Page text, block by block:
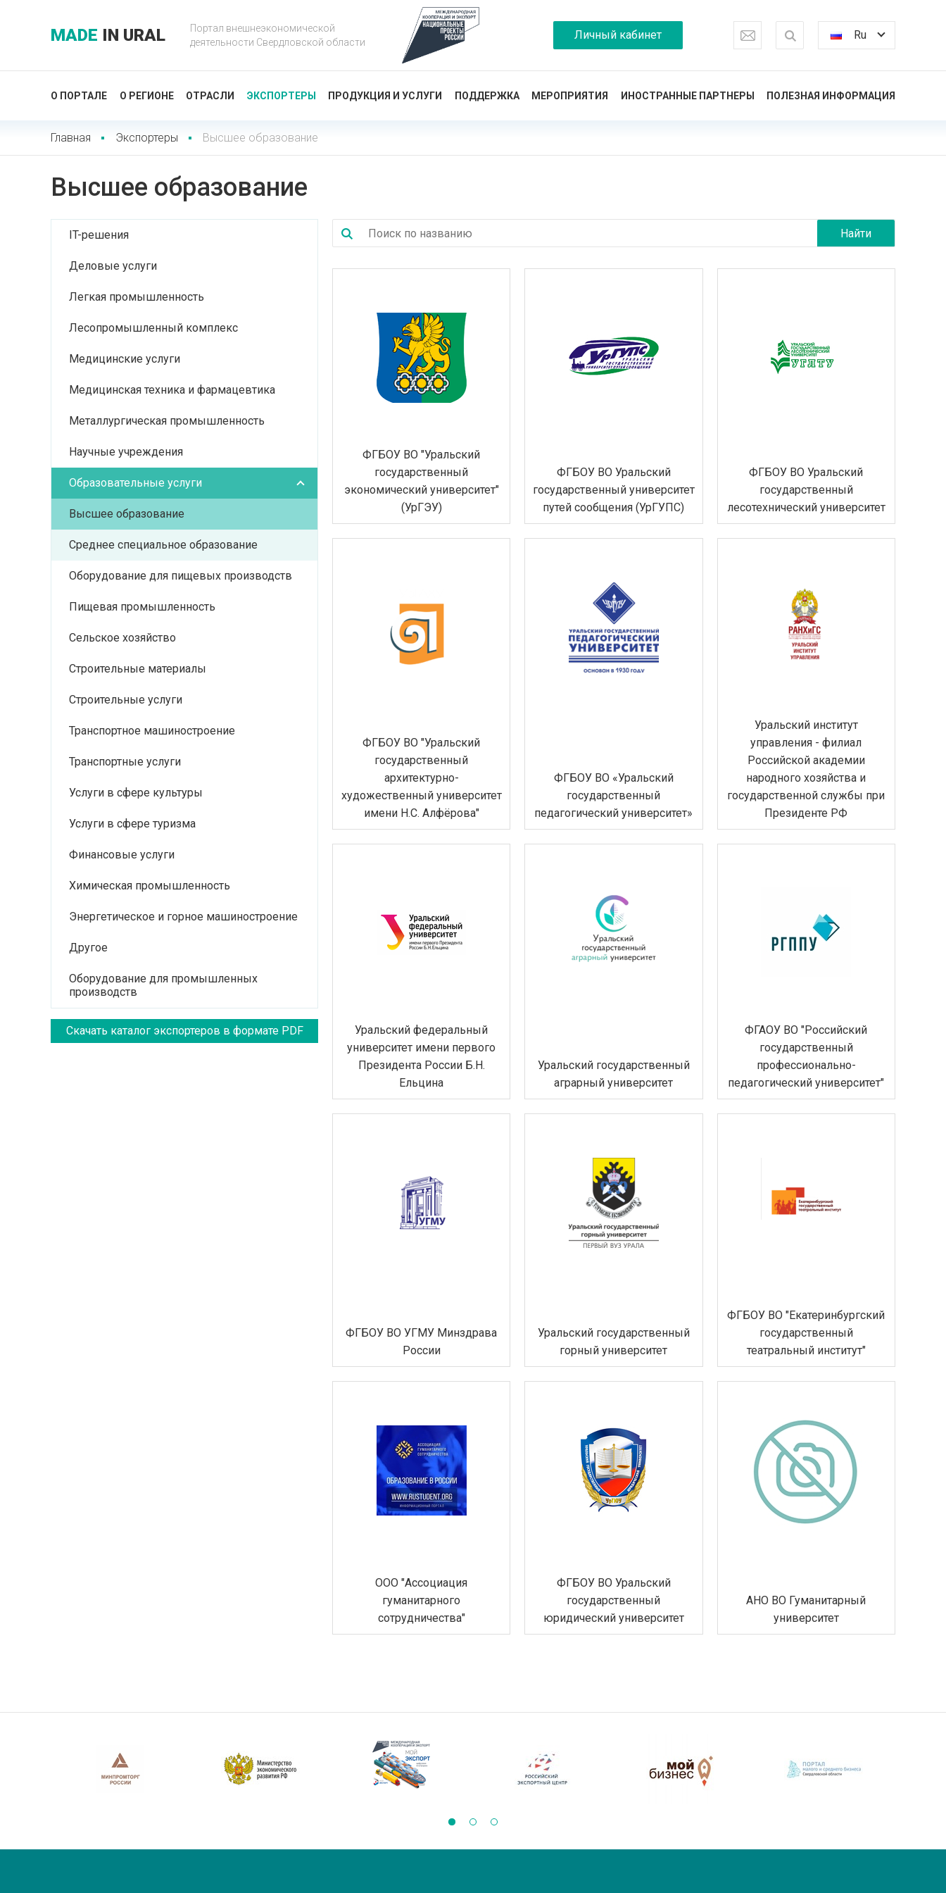
MADE IN URAL
Портал внешнеэкономической
деятельности Свердловской области
Личный кабинет Ru
О ПОРТАЛЕ О РЕГИОНЕ ОТРАСЛИ ЭКСПОРТЕРЫ ПРОДУКЦИЯ И УСЛУГИ ПОДДЕРЖКА МЕРОПРИЯТИЯ ИНОСТРАННЫЕ ПАРТНЕРЫ ПОЛЕЗНАЯ ИНФОРМАЦИЯ
Главная Экспортеры Высшее образование
Высшее образование
IT-решения
Деловые услуги
Легкая промышленность
Лесопромышленный комплекс
Медицинские услуги
Медицинская техника и фармацевтика
Металлургическая промышленность
Научные учреждения
Образовательные услуги
Высшее образование
Среднее специальное образование
Оборудование для пищевых производств
Пищевая промышленность
Сельское хозяйство
Строительные материалы
Строительные услуги
Транспортное машиностроение
Транспортные услуги
Услуги в сфере культуры
Услуги в сфере туризма
Финансовые услуги
Химическая промышленность
Энергетическое и горное машиностроение
Другое
Оборудование для промышленных
производств
Скачать каталог экспортеров в формате PDF
ФГБОУ ВО "Уральский
государственный
экономический университет"
(УрГЭУ)
ФГБОУ ВО Уральский
государственный университет
путей сообщения (УрГУПС)
ФГБОУ ВО Уральский
государственный
лесотехнический университет
ФГБОУ ВО "Уральский
государственный
архитектурно-
художественный университет
имени Н.С. Алфёрова"
ФГБОУ ВО «Уральский
государственный
педагогический университет»
Уральский институт
управления - филиал
Российской академии
народного хозяйства и
государственной службы при
Президенте РФ
Уральский федеральный
университет имени первого
Президента России Б.Н.
Ельцина
Уральский государственный
аграрный университет
ФГАОУ ВО "Российский
государственный
профессионально-
педагогический университет"
ФГБОУ ВО УГМУ Минздрава
России
Уральский государственный
горный университет
ФГБОУ ВО "Екатеринбургский
государственный
театральный институт"
ООО "Ассоциация
гуманитарного
сотрудничества"
ФГБОУ ВО Уральский
государственный
юридический университет
АНО ВО Гуманитарный
университет